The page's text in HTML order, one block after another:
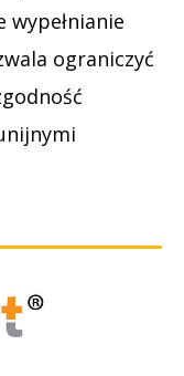
wypełnianie
ograniczyć